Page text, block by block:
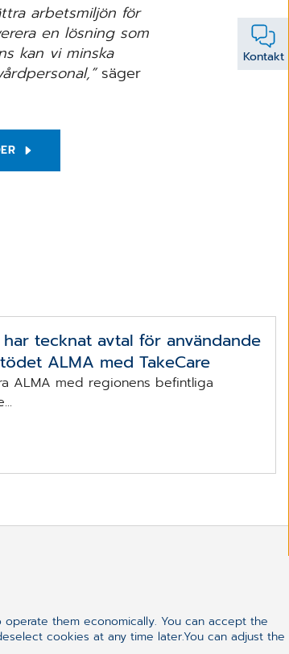
Kontakt
arbetsmiljön för
en lösning som
kan vi minska
säger
tecknat avtal för användande
ALMA med TakeCare
ALMA med regionens befintliga
vår kundtjänst
them economically. You can accept the
cookies at any time later.You can adjust the